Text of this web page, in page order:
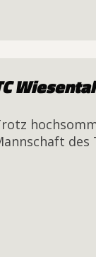
des